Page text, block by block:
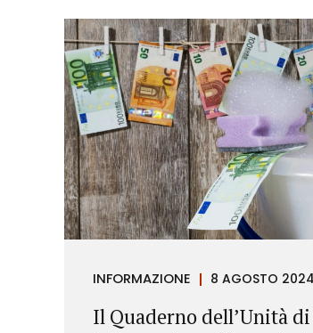
risparmiatori, titolari di quattro
5.000.000 lire ciascuno, non
pagati integralmente gli interessi
riportati nel retro dei titoli. E
causa di una modifica dei
risalente al 1986, precedente
sottoscrizione, e di un timbro che
aveva messo sopra la tabella, la
riportava un generico...
INFORMAZIONE 8 AGOSTO 2024
Il Quaderno dell’Unità di